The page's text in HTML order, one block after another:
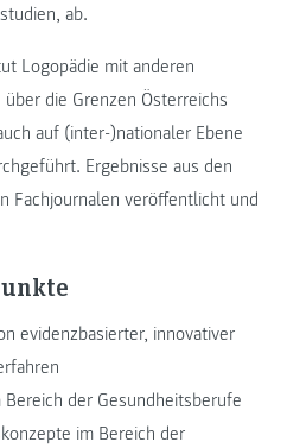
ab.
Logopädie mit anderen
die Grenzen Österreichs
auf (inter-)nationaler Ebene
Ergebnisse aus den
Fachjournalen veröffentlicht und
evidenzbasierter, innovativer
der Gesundheitsberufe
im Bereich der